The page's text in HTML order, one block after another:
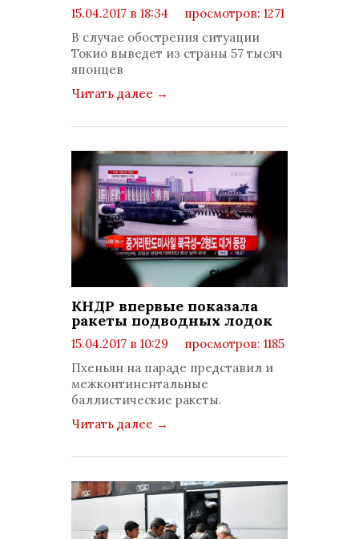
15.04.2017 в 18:34
просмотров: 1271
комментариев: 0
В случае обострения ситуации
Токио выведет из страны 57 тысяч
японцев
Читать далее →
КНДР впервые показала
ракеты подводных лодок
15.04.2017 в 10:29
просмотров: 1185
Пхеньян на параде представил и
межконтинентальные
баллистические ракеты.
Читать далее →